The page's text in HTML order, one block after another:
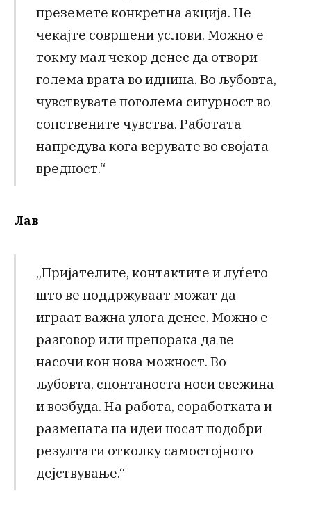
преземете конкретна акција. Не
чекајте совршени услови. Можно е
токму мал чекор денес да отвори
голема врата во иднина. Во љубовта,
чувствувате поголема сигурност во
сопствените чувства. Работата
напредува кога верувате во својата
вредност.“
Лав
„Пријателите, контактите и луѓето
што ве поддржуваат можат да
играат важна улога денес. Можно е
разговор или препорака да ве
насочи кон нова можност. Во
љубовта, спонтаноста носи свежина
и возбуда. На работа, соработката и
размената на идеи носат подобри
резултати отколку самостојното
дејствување.“